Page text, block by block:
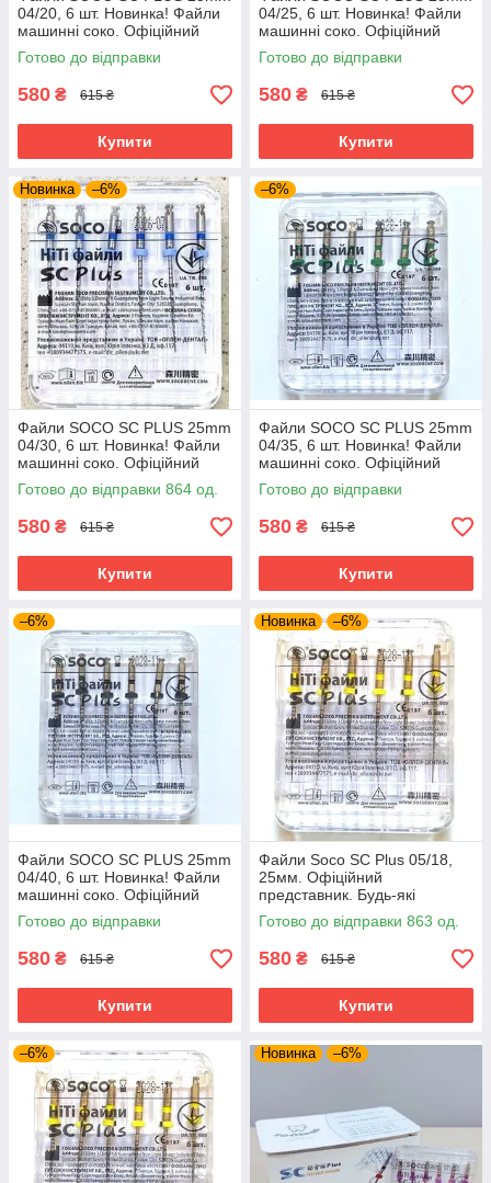
04/20, 6 шт. Новинка! Файли
машинні соко. Офіційний
представник. Оригінал.
Готово до відправки
580 ₴ 615 ₴
Купити
04/25, 6 шт. Новинка! Файли
машинні соко. Офіційний
представник. Оригінал.
Готово до відправки
580 ₴ 615 ₴
Купити
Новинка –6%
Файли SOCO SC PLUS 25mm
04/30, 6 шт. Новинка! Файли
машинні соко. Офіційний
представник. Оригінал.
Готово до відправки 864 од.
580 ₴ 615 ₴
Купити
–6%
Файли SOCO SC PLUS 25mm
04/35, 6 шт. Новинка! Файли
машинні соко. Офіційний
представник. Оригінал.
Готово до відправки
580 ₴ 615 ₴
Купити
–6%
Файли SOCO SC PLUS 25mm
04/40, 6 шт. Новинка! Файли
машинні соко. Офіційний
представник. Оригінал.
Готово до відправки
580 ₴ 615 ₴
Купити
Новинка –6%
Файли Soco SC Plus 05/18,
25мм. Офіційний
представник. Будь-які
розміри завжди в наявності.
Готово до відправки 863 од.
580 ₴ 615 ₴
Купити
–6% Новинка –6%